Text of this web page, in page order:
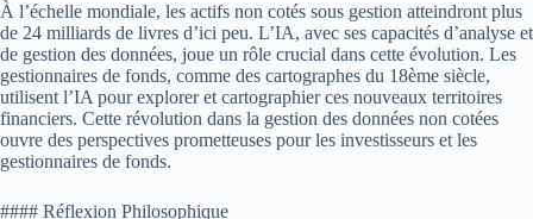
À l’échelle mondiale, les actifs non cotés sous gestion atteindront plus
de 24 milliards de livres d’ici peu. L’IA, avec ses capacités d’analyse et
de gestion des données, joue un rôle crucial dans cette évolution. Les
gestionnaires de fonds, comme des cartographes du 18ème siècle,
utilisent l’IA pour explorer et cartographier ces nouveaux territoires
financiers. Cette révolution dans la gestion des données non cotées
ouvre des perspectives prometteuses pour les investisseurs et les
gestionnaires de fonds.
#### Réflexion Philosophique